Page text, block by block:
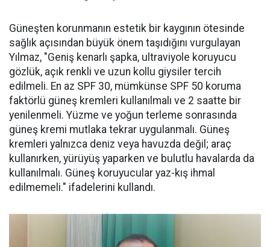
Güneşten korunmanın estetik bir kaygının ötesinde
sağlık açısından büyük önem taşıdığını vurgulayan
Yılmaz, "Geniş kenarlı şapka, ultraviyole koruyucu
gözlük, açık renkli ve uzun kollu giysiler tercih
edilmeli. En az SPF 30, mümkünse SPF 50 koruma
faktörlü güneş kremleri kullanılmalı ve 2 saatte bir
yenilenmeli. Yüzme ve yoğun terleme sonrasında
güneş kremi mutlaka tekrar uygulanmalı. Güneş
kremleri yalnızca deniz veya havuzda değil; araç
kullanırken, yürüyüş yaparken ve bulutlu havalarda da
kullanılmalı. Güneş koruyucular yaz-kış ihmal
edilmemeli." ifadelerini kullandı.